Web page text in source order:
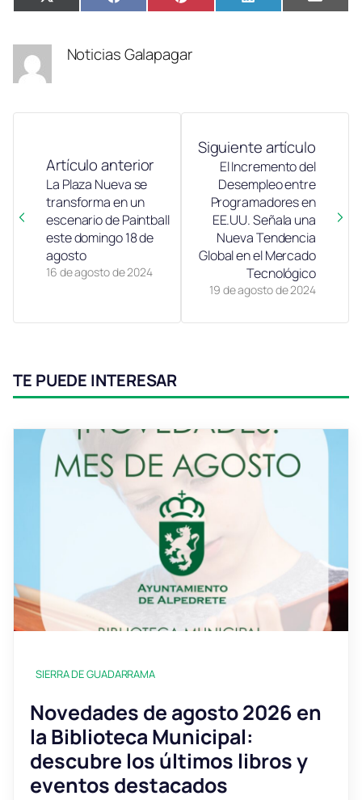
en
(Twitter) en en en en
Noticias Galapagar
Artículo anterior
16 de agosto de 2024
La Plaza Nueva se
transforma en un
escenario de Paintball
este domingo 18 de
agosto
Siguiente artículo
19 de agosto de 2024
El Incremento del
Desempleo entre
Programadores en
EE.UU. Señala una
Nueva Tendencia
Global en el Mercado
Tecnológico
TE PUEDE INTERESAR
SIERRA DE GUADARRAMA
Novedades de agosto 2026 en
la Biblioteca Municipal:
descubre los últimos libros y
eventos destacados